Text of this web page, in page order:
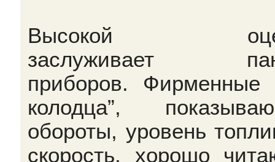
Высокой
заслуживает
приборов. Фирменные
колодца”,
обороты, уровень
скорость, хорошо